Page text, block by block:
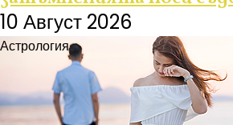
10 Август 2026
Астрология